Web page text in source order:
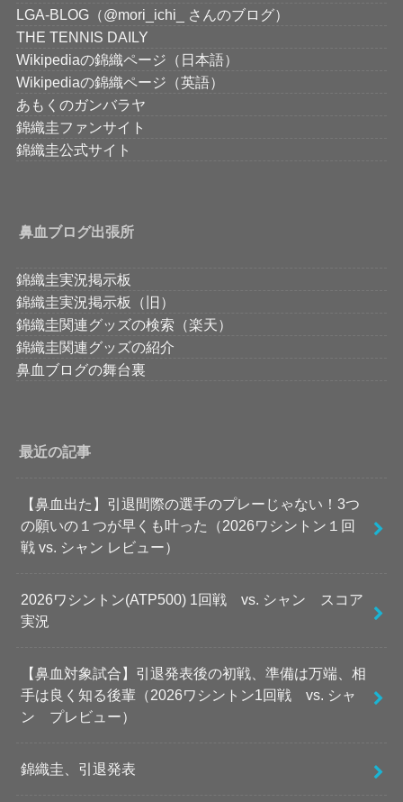
LGA-BLOG（@mori_ichi_ さんのブログ）
THE TENNIS DAILY
Wikipediaの錦織ページ（日本語）
Wikipediaの錦織ページ（英語）
あもくのガンバラヤ
錦織圭ファンサイト
錦織圭公式サイト
鼻血ブログ出張所
錦織圭実況掲示板
錦織圭実況掲示板（旧）
錦織圭関連グッズの検索（楽天）
錦織圭関連グッズの紹介
鼻血ブログの舞台裏
最近の記事
【鼻血出た】引退間際の選手のプレーじゃない！3つ
の願いの１つが早くも叶った（2026ワシントン１回
戦 vs. シャン レビュー）
2026ワシントン(ATP500) 1回戦 vs. シャン スコア
実況
【鼻血対象試合】引退発表後の初戦、準備は万端、相
手は良く知る後輩（2026ワシントン1回戦 vs. シャ
ン プレビュー）
錦織圭、引退発表